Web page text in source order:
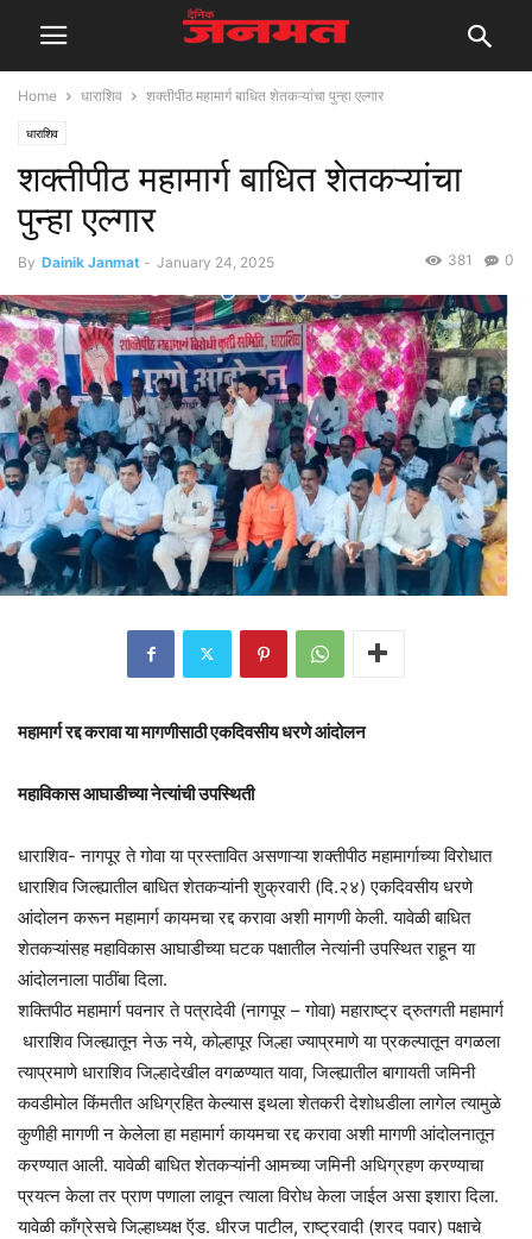
Home धाराशिव शक्तीपीठ महामार्ग बाधित शेतकऱ्यांचा पुन्हा एल्गार
धाराशिव
शक्तीपीठ महामार्ग बाधित शेतकऱ्यांचा
पुन्हा एल्गार
By Dainik Janmat - January 24, 2025 0
381
महामार्ग रद्द करावा या मागणीसाठी एकदिवसीय धरणे आंदोलन
महाविकास आघाडीच्या नेत्यांची उपस्थिती
धाराशिव- नागपूर ते गोवा या प्रस्तावित असणाऱ्या शक्तीपीठ महामार्गाच्या विरोधात
धाराशिव जिल्ह्यातील बाधित शेतकऱ्यांनी शुक्रवारी (दि.२४) एकदिवसीय धरणे
आंदोलन करून महामार्ग कायमचा रद्द करावा अशी मागणी केली. यावेळी बाधित
शेतकऱ्यांसह महाविकास आघाडीच्या घटक पक्षातील नेत्यांनी उपस्थित राहून या
आंदोलनाला पाठींबा दिला.
शक्तिपीठ महामार्ग पवनार ते पत्रादेवी (नागपूर – गोवा) महाराष्ट्र द्रुतगती महामार्ग
धाराशिव जिल्ह्यातून नेऊ नये, कोल्हापूर जिल्हा ज्याप्रमाणे या प्रकल्पातून वगळला
त्याप्रमाणे धाराशिव जिल्हादेखील वगळण्यात यावा, जिल्ह्यातील बागायती जमिनी
कवडीमोल किंमतीत अधिग्रहित केल्यास इथला शेतकरी देशोधडीला लागेल त्यामुळे
कुणीही मागणी न केलेला हा महामार्ग कायमचा रद्द करावा अशी मागणी आंदोलनातून
करण्यात आली. यावेळी बाधित शेतकऱ्यांनी आमच्या जमिनी अधिग्रहण करण्याचा
प्रयत्न केला तर प्राण पणाला लावून त्याला विरोध केला जाईल असा इशारा दिला.
यावेळी काँग्रेसचे जिल्हाध्यक्ष ऍड. धीरज पाटील, राष्ट्रवादी (शरद पवार) पक्षाचे